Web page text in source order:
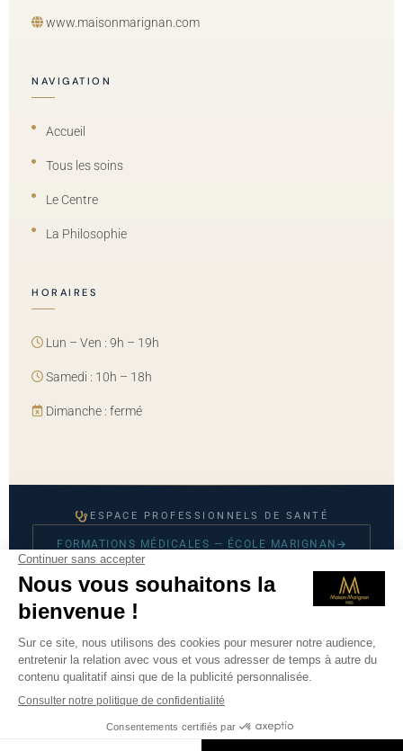
www.maisonmarignan.com
NAVIGATION
Accueil
Tous les soins
Le Centre
La Philosophie
HORAIRES
Lun – Ven : 9h – 19h
Samedi : 10h – 18h
Dimanche : fermé
ESPACE PROFESSIONNELS DE SANTÉ
FORMATIONS MÉDICALES — ÉCOLE MARIGNAN
© 2026 Maison Marignan — Tous droits réservés
Mentions légales· CGU·Politique de confidentialité